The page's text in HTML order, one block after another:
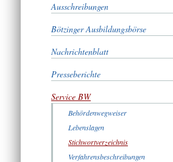
Ausschreibungen
Bötzinger Ausbildungsbörse
Nachrichtenblatt
Presseberichte
Service BW
Behördenwegweiser
Lebenslagen
Stichwortverzeichnis
Verfahrensbeschreibungen